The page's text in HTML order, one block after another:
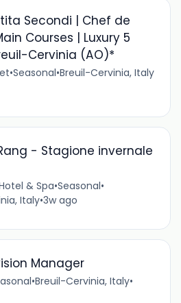
Secondi | Chef de
Courses | Luxury 5
Cervinia (AO)*
•Seasonal•Breuil-Cervinia, Italy
- Stagione invernale
& Spa•Seasonal•
Italy•3w ago
Manager
•Breuil-Cervinia, Italy•